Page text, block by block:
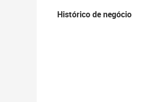
Histórico de negócio